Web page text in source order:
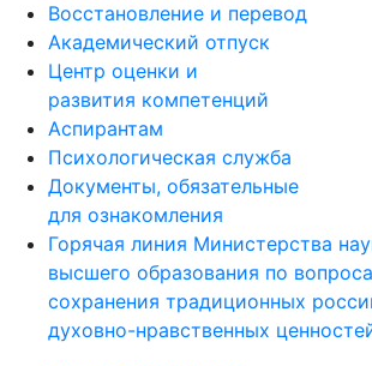
Восстановление и перевод
Академический отпуск
Центр оценки и
развития компетенций
Аспирантам
Психологическая служба
Документы, обязательные
для ознакомления
Горячая линия Министерства
высшего образования по
сохранения традиционных
духовно-нравственных